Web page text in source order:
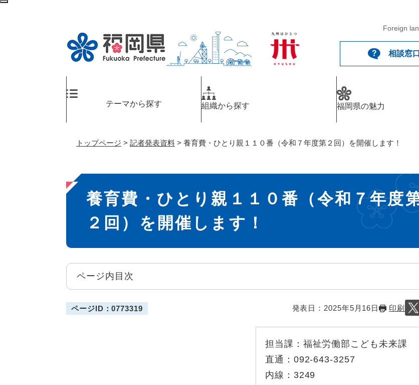
ペ
メ
Foreign
相談窓口
テーマから探す 組織から探す 福岡県の魅力
トップページ > 記者発表資料 > 養育費・ひとり親１１０番（令和７年度第２回）を開催します！
本
文
養育費・ひとり親１１０番（令和７年度
２回）を開催します！
ページ内目次
ページID：0773319 発表日： 2025年5月16日 印刷
担当課： 福祉労働部こども未来課
直通： 092-643-3257
内線： 3249